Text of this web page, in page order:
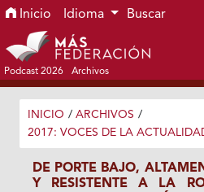
Ir al menú de navegación principal
Ir al contenido principal
Ir al pie de página del sitio
Inicio Idioma Buscar
Podcast 2026 Archivos
INICIO / ARCHIVOS /
2017: VOCES DE LA
DE PORTE BAJO,
Y RESISTENTE A LA